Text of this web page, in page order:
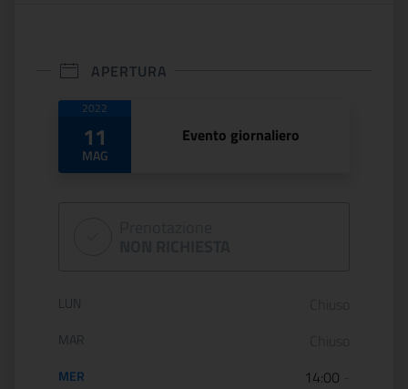
APERTURA
Date di apertura
2022
11
MAG
Evento giornaliero
Orario di apertura:
LUN
MAR
MER 14:00